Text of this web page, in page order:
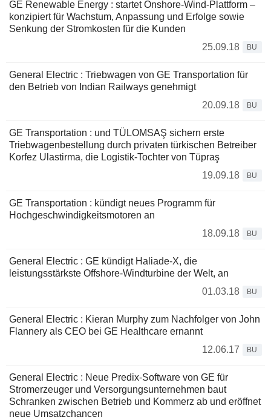
GE Renewable Energy : startet Onshore-Wind-Plattform –
konzipiert für Wachstum, Anpassung und Erfolge sowie
Senkung der Stromkosten für die Kunden
25.09.18
BU
General Electric : Triebwagen von GE Transportation für
den Betrieb von Indian Railways genehmigt
20.09.18
BU
GE Transportation : und TÜLOMSAŞ sichern erste
Triebwagenbestellung durch privaten türkischen Betreiber
Korfez Ulastirma, die Logistik-Tochter von Tüpraş
19.09.18
BU
GE Transportation : kündigt neues Programm für
Hochgeschwindigkeitsmotoren an
18.09.18
BU
General Electric : GE kündigt Haliade-X, die
leistungsstärkste Offshore-Windturbine der Welt, an
01.03.18
BU
General Electric : Kieran Murphy zum Nachfolger von John
Flannery als CEO bei GE Healthcare ernannt
12.06.17
BU
General Electric : Neue Predix-Software von GE für
Stromerzeuger und Versorgungsunternehmen baut
Schranken zwischen Betrieb und Kommerz ab und eröffnet
neue Umsatzchancen